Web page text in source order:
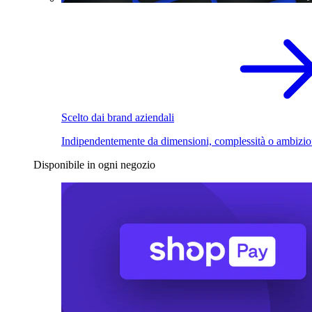
Scelto dai brand aziendali
Indipendentemente da dimensioni, complessità o
Disponibile in ogni negozio